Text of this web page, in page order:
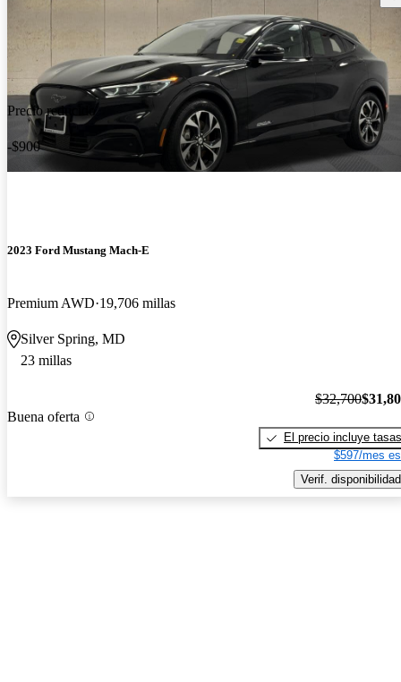
Precio reducido
-$900
2023 Ford Mustang Mach-E
Premium AWD 19,706 millas
Silver Spring, MD
23 millas
Buena oferta
$32,700
El precio incluye tasas
$597/mes
Verif. disponibilidad